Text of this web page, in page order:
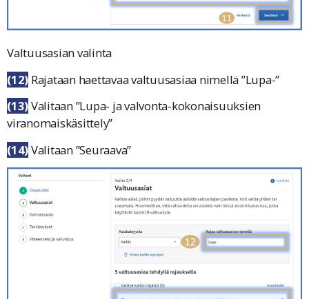
Valtuusasian valinta
(12) Rajataan haettavaa valtuusasiaa nimellä ”Lupa-”
(13)Valitaan ”Lupa- ja valvonta-kokonaisuuksien
viranomaiskäsittely”
(14)Valitaan ”Seuraava”